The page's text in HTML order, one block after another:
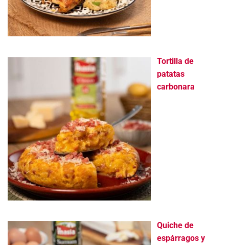
Tortilla de
patatas
carbonara
Quiche de
espárragos y